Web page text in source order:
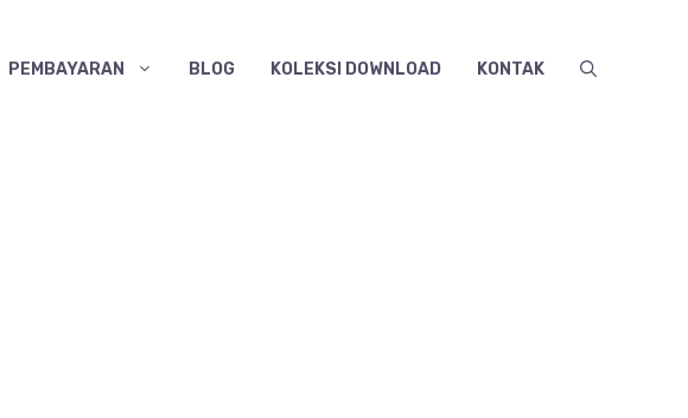
PEMBAYARAN BLOG KOLEKSI DOWNLOAD KONTAK